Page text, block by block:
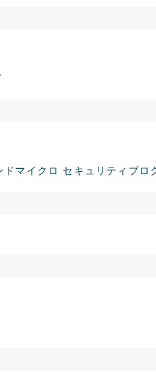
マイクロ セキュリティブロ